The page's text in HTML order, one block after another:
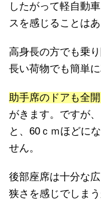
したがって軽自動
スを感じることはあ
高身長の方でも乗
長い荷物でも簡単
助手席のドアも全
がきます。ですが
と、60ｃｍほどに
せん。
後部座席は十分な
狭さを感じでしま